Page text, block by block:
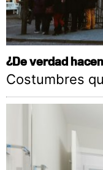
¿De verdad
Costumbres